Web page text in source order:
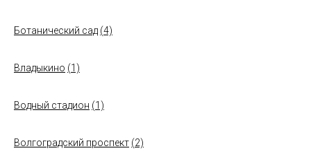
Ботанический сад (4)
Владыкино (1)
Водный стадион (1)
Волгоградский проспект (2)